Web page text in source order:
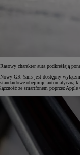
Rasowy charakter auta podkreślają
Nowy GR Yaris jest dostępny
standardowe obejmuje automatyczną
łączność ze smartfonem poprzez